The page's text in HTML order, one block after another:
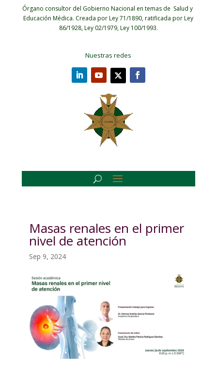
Órgano consultor del Gobierno Nacional en temas de Salud y
Educación Médica. Creada por Ley 71/1890, ratificada por Ley
86/1928, Ley 02/1979, Ley 100/1993.
Nuestras redes
Masas renales en el primer
nivel de atención
Sep 9, 2024